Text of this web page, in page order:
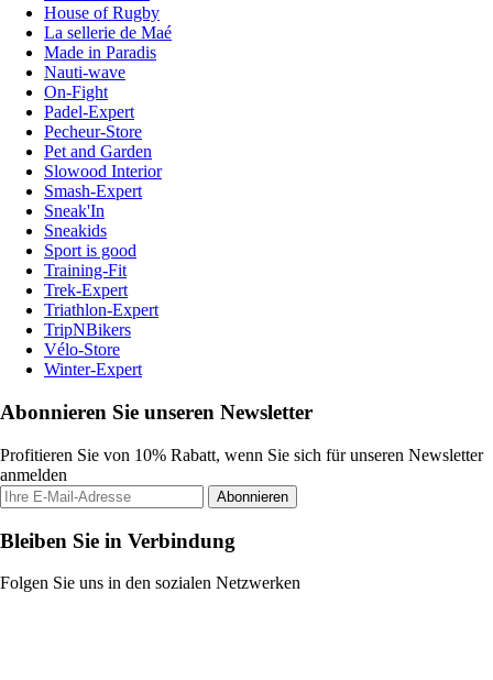
House of Rugby
La sellerie de Maé
Made in Paradis
Nauti-wave
On-Fight
Padel-Expert
Pecheur-Store
Pet and Garden
Slowood Interior
Smash-Expert
Sneak'In
Sneakids
Sport is good
Training-Fit
Trek-Expert
Triathlon-Expert
TripNBikers
Vélo-Store
Winter-Expert
Abonnieren Sie unseren Newsletter
Profitieren Sie von 10% Rabatt, wenn Sie sich für unseren Newsletter
anmelden
Abonnieren
Bleiben Sie in Verbindung
Folgen Sie uns in den sozialen Netzwerken